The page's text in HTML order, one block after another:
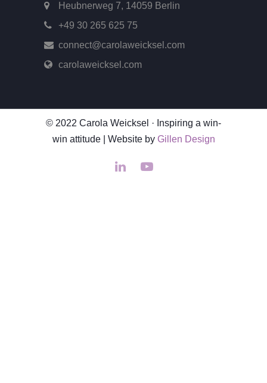
Heubnerweg 7, 14059 Berlin
+49 30 265 625 75
connect@carolaweicksel.com
carolaweicksel.com
© 2022 Carola Weicksel · Inspiring a win-
win attitude | Website by Gillen Design